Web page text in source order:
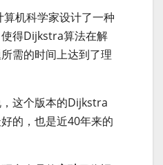
机科学家设计了一种
得Dijkstra算法在解
需的时间上达到了理
这个版本的Dijkstra
的，也是近40年来的